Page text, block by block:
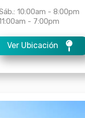
10:00am - 8:00pm
- 7:00pm
Ver Ubicación